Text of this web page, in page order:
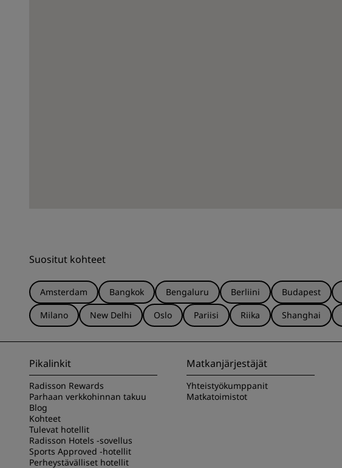
Suositut kohteet
Amsterdam Bangkok Bengaluru Berliini Budapest
Milano
New Delhi Oslo Pariisi Riika Shanghai
Pikalinkit
Radisson Rewards
Parhaan verkkohinnan takuu
Blog
Kohteet
Tulevat hotellit
Radisson Hotels -sovellus
Sports Approved -hotellit
Perheystävälliset hotellit
Matkanjärjestäjät
Yhteistyökumppanit
Matkatoimistot